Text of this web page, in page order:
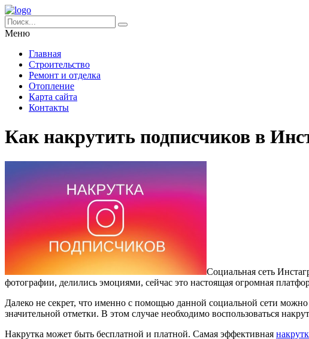
Меню
Главная
Строительство
Ремонт и отделка
Отопление
Карта сайта
Контакты
Как накрутить подписчиков в
Социальная сеть
фотографии, делились эмоциями, сейчас это настоящая огромная
Далеко не секрет, что именно с помощью данной социальной сети
значительной отметки. В этом случае необходимо воспользоваться
Накрутка может быть бесплатной и платной. Самая эффективная